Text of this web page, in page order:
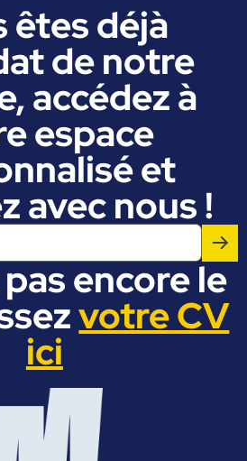
êtes déjà
de notre
accédez à
espace
et
avec nous !
pas encore le
votre CV
ici